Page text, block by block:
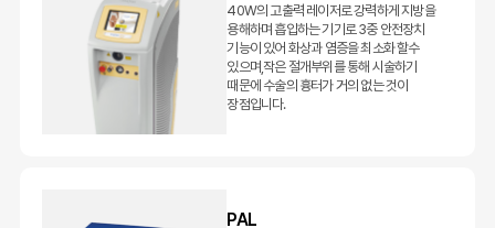
40W의 고출력 레이저로 강력하게 지방을
용해하며 흡입하는 기기로 3중 안전장치
기능이 있어 화상과 염증을 최소화 할수
있으며,작은 절개부위를 통해 시술하기
때문에 수술의 흉터가 거의 없는 것이
장점입니다.
PAL